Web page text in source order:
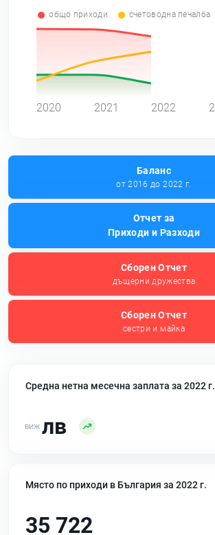
общо приходи счетоводна печалба
2020 2021 2022
Баланс
от 2016 до 2022 г.
Отчет за
Приходи и Разходи
Сборен Отчет
дъщерни дружества
Сборен Отчет
сестри и майка
Средна нетна месечна заплата за 2022 г.
лв
Място по приходи в България за 2022 г.
35 722